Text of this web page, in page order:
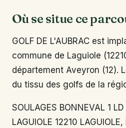
Où se situe ce
GOLF DE L'AUBRAC est
commune de Laguiole
département Aveyron (12).
du tissu des golfs de la
SOULAGES BONNEVAL 1
LAGUIOLE 12210